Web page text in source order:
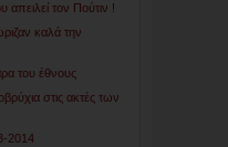
απειλεί τον Πούτιν !
καλά την
του έθνους
στις ακτές των
2014